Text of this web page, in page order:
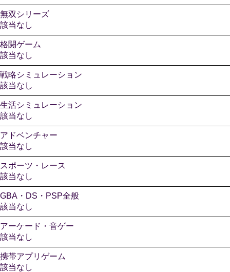
無双シリーズ
該当なし
格闘ゲーム
該当なし
戦略シミュレーション
該当なし
生活シミュレーション
該当なし
アドベンチャー
該当なし
スポーツ・レース
該当なし
GBA・DS・PSP全般
該当なし
アーケード・音ゲー
該当なし
携帯アプリゲーム
該当なし